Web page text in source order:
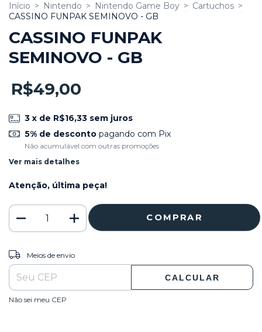
Início > Nintendo > Nintendo Game Boy > Cartuchos >
CASSINO FUNPAK SEMINOVO - GB
CASSINO FUNPAK
SEMINOVO - GB
R$49,00
3 x de R$16,33 sem juros
5% de descontopagando com Pix
Não acumulável com outras promoções
Ver mais detalhes
Atenção, última peça!
Entregas para o CEP:
Meios de envio
CALCULAR
Não sei meu CEP